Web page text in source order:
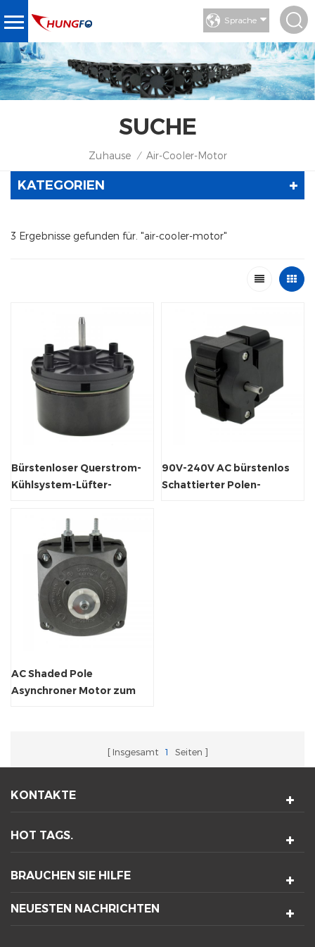
Sprache
SUCHE
Zuhause / Air-Cooler-Motor
KATEGORIEN
3 Ergebnisse gefunden für. "air-cooler-motor"
Bürstenloser Querstrom-
Kühlsystem-Lüfter-
90V-240V AC bürstenlos
Schattierter Polen-
AC Shaded Pole
Asynchroner Motor zum
Insgesamt 1 Seiten
KONTAKTE
HOT TAGS.
BRAUCHEN SIE HILFE
NEUESTEN NACHRICHTEN